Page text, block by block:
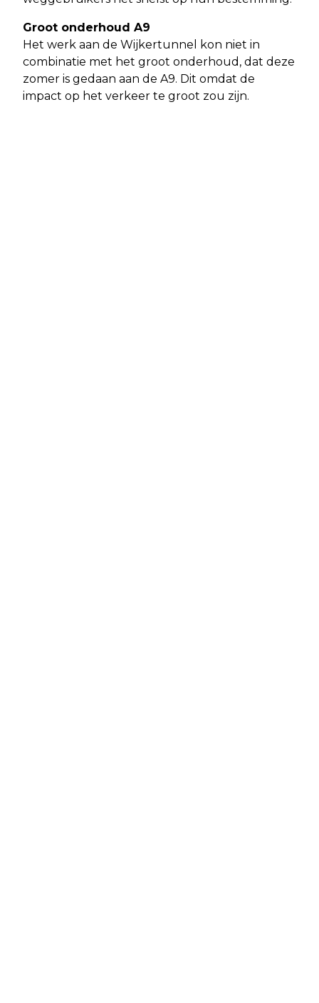
Groot onderhoud A9
Het werk aan de Wijkertunnel kon niet in
combinatie met het groot onderhoud, dat deze
zomer is gedaan aan de A9. Dit omdat de
impact op het verkeer te groot zou zijn.